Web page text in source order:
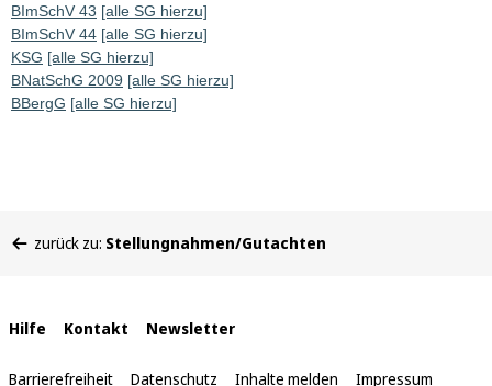
BImSchV 43 [alle SG hierzu]
BImSchV 44 [alle SG hierzu]
KSG [alle SG hierzu]
BNatSchG 2009 [alle SG hierzu]
BBergG [alle SG hierzu]
befinden
zurück zu: Stellungnahmen/Gutachten
Interne
Links
Hilfe Kontakt Newsletter
Barrierefreiheit Datenschutz Inhalte melden Impressum